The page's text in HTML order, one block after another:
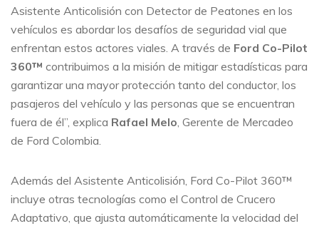
Asistente Anticolisión con Detector de Peatones en los
vehículos es abordar los desafíos de seguridad vial que
enfrentan estos actores viales. A través de Ford Co-Pilot
360™ contribuimos a la misión de mitigar estadísticas para
garantizar una mayor protección tanto del conductor, los
pasajeros del vehículo y las personas que se encuentran
fuera de él”, explica Rafael Melo , Gerente de Mercadeo
de Ford Colombia.
Además del Asistente Anticolisión, Ford Co-Pilot 360™
incluye otras tecnologías como el Control de Crucero
Adaptativo, que ajusta automáticamente la velocidad del